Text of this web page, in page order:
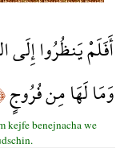
أَفَلَمْ يَنظُرُوا
وَمَا لَهَا مِن فُرُوجٍ﴿٦﴾
kejfe benejnacha we